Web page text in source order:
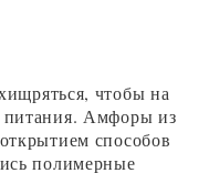
чтобы на
питания. Амфоры из
способов
полимерные